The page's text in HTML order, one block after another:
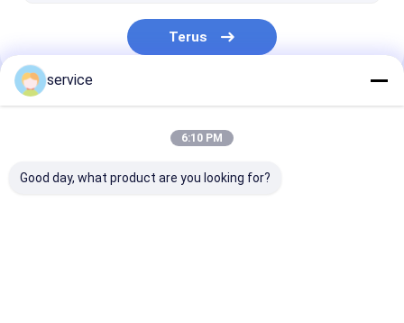
Paduan Seng Die Casting
Bagian Die Casting
Perumahan Lembaran Logam
Terus
Kategori Kami
service
6:10 PM
Good day, what product are you looking for?